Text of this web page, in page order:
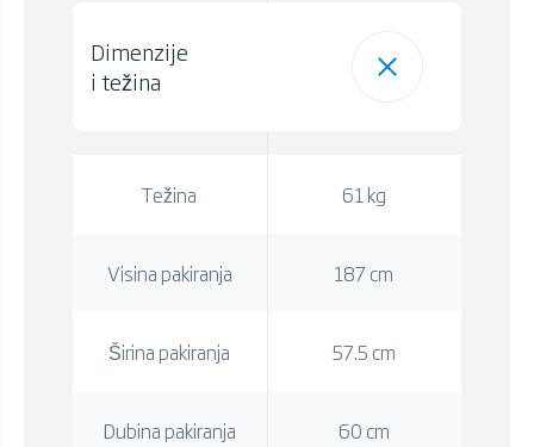
Dimenzije
i težina
Težina 61 kg
Visina pakiranja 187 cm
Širina pakiranja 57.5 cm
Dubina pakiranja 60 cm